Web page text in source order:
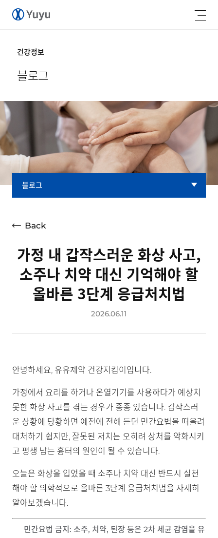
건강정보
블로그
블로그
Back
가정 내 갑작스러운 화상 사고,
소주나 치약 대신 기억해야 할
올바른 3단계 응급처치법
2026.06.11
안녕하세요, 유유제약 건강지킴이입니다.
가정에서 요리를 하거나 온열기기를 사용하다가 예상치
못한 화상 사고를 겪는 경우가 종종 있습니다. 갑작스러
운 상황에 당황하면 예전에 전해 듣던 민간요법을 떠올려
대처하기 쉽지만, 잘못된 처치는 오히려 상처를 악화시키
고 평생 남는 흉터의 원인이 될 수 있습니다.
오늘은 화상을 입었을 때 소주나 치약 대신 반드시 실천
해야 할 의학적으로 올바른 3단계 응급처치법을 자세히
알아보겠습니다.
민간요법 금지 : 소주, 치약, 된장 등은 2차 세균 감염을 유